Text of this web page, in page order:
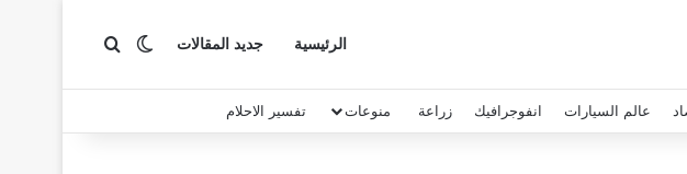
الرئيسية جديد المقالات الوضع المظلم
بحث عن
عالم السيارات انفوجرافيك زراعة منوعات تفسير الاحلام